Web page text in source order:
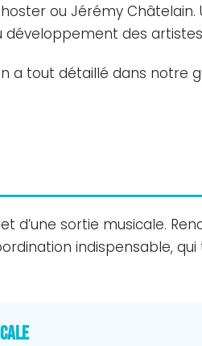
ou Jérémy
des
a tout détaillé dans notre
d’une sortie musicale.
indispensable,